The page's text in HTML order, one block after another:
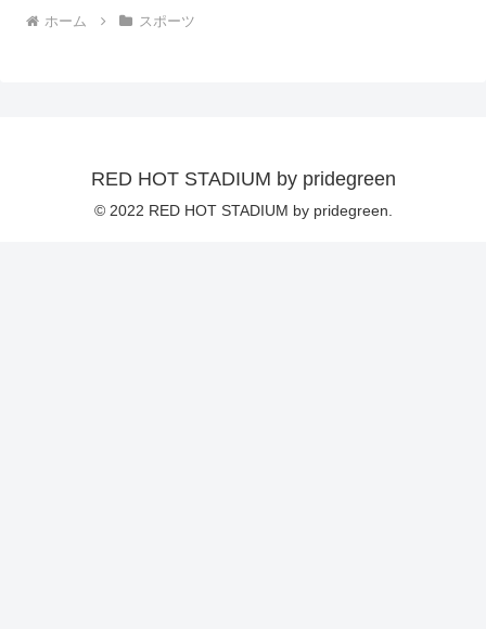
ホーム スポーツ
RED HOT STADIUM by pridegreen
© 2022 RED HOT STADIUM by pridegreen.